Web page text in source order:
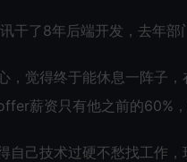
干了8年后端开发，去年
，觉得终于能休息一阵子
薪资只有他之前的60%，
自己技术过硬不愁找工作